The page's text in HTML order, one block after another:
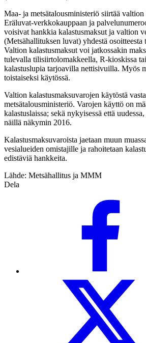
Maa- ja metsätalousministeriö siirtää valtion
Eräluvat-verkkokauppaan ja
voisivat hankkia kalastusmaksut ja valtion
(Metsähallituksen luvat) yhdestä osoitteesta
Valtion kalastusmaksut voi jatkossakin
tulevalla tilisiirtolomakkeella, R-kioskissa
kalastuslupia tarjoavilla nettisivuilla. Myös
toistaiseksi käytössä.
Valtion kalastusmaksuvarojen käytöstä
metsätalousministeriö. Varojen käyttö on
kalastuslaissa; sekä nykyisessä että
näillä näkymin 2016.
Kalastusmaksuvaroista jaetaan muun
vesialueiden omistajille ja rahoitetaan
edistäviä hankkeita.
Lähde: Metsähallitus ja MMM
Dela